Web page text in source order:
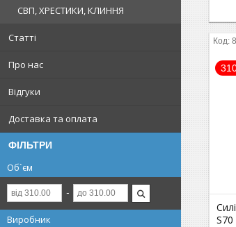
СВП, ХРЕСТИКИ, КЛИННЯ
Статті
Про нас
Відгуки
Доставка та оплата
ФІЛЬТРИ
Об`єм
Виробник